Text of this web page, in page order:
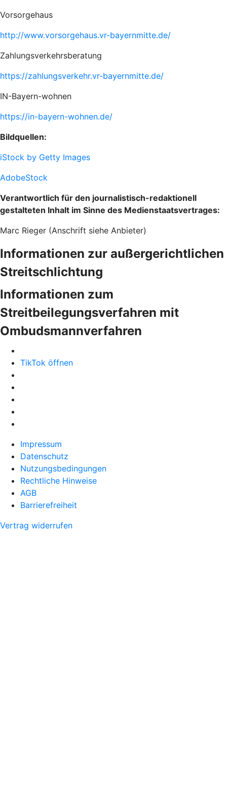
Vorsorgehaus
http://www.vorsorgehaus.vr-bayernmitte.de/
Zahlungsverkehrsberatung
https://zahlungsverkehr.vr-bayernmitte.de/
IN-Bayern-wohnen
https://in-bayern-wohnen.de/
Bildquellen:
iStock by Getty Images
AdobeStock
Verantwortlich für den journalistisch-redaktionell
gestalteten Inhalt im Sinne des Medienstaatsvertrages:
Marc Rieger (Anschrift siehe Anbieter)
Informationen zur außergerichtlichen
Streitschlichtung
Informationen zum
Streitbeilegungsverfahren mit
Ombudsmannverfahren
TikTok öffnen
Impressum
Datenschutz
Nutzungsbedingungen
Rechtliche Hinweise
AGB
Barrierefreiheit
Vertrag widerrufen